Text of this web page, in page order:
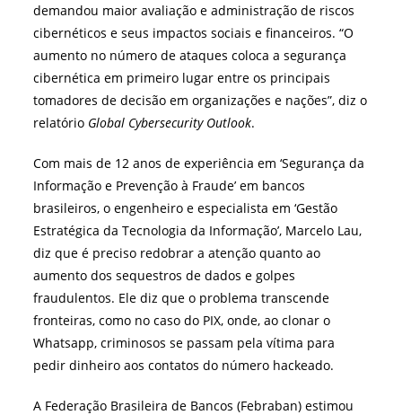
demandou maior avaliação e administração de riscos
cibernéticos e seus impactos sociais e financeiros. “O
aumento no número de ataques coloca a segurança
cibernética em primeiro lugar entre os principais
tomadores de decisão em organizações e nações”, diz o
relatório Global Cybersecurity Outlook.
Com mais de 12 anos de experiência em ‘Segurança da
Informação e Prevenção à Fraude’ em bancos
brasileiros, o engenheiro e especialista em ‘Gestão
Estratégica da Tecnologia da Informação’, Marcelo Lau,
diz que é preciso redobrar a atenção quanto ao
aumento dos sequestros de dados e golpes
fraudulentos. Ele diz que o problema transcende
fronteiras, como no caso do PIX, onde, ao clonar o
Whatsapp, criminosos se passam pela vítima para
pedir dinheiro aos contatos do número hackeado.
A Federação Brasileira de Bancos (Febraban) estimou